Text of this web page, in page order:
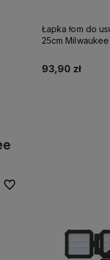
Łapka łom do
25cm Milwaukee
93,90 zł
Do ulubionych